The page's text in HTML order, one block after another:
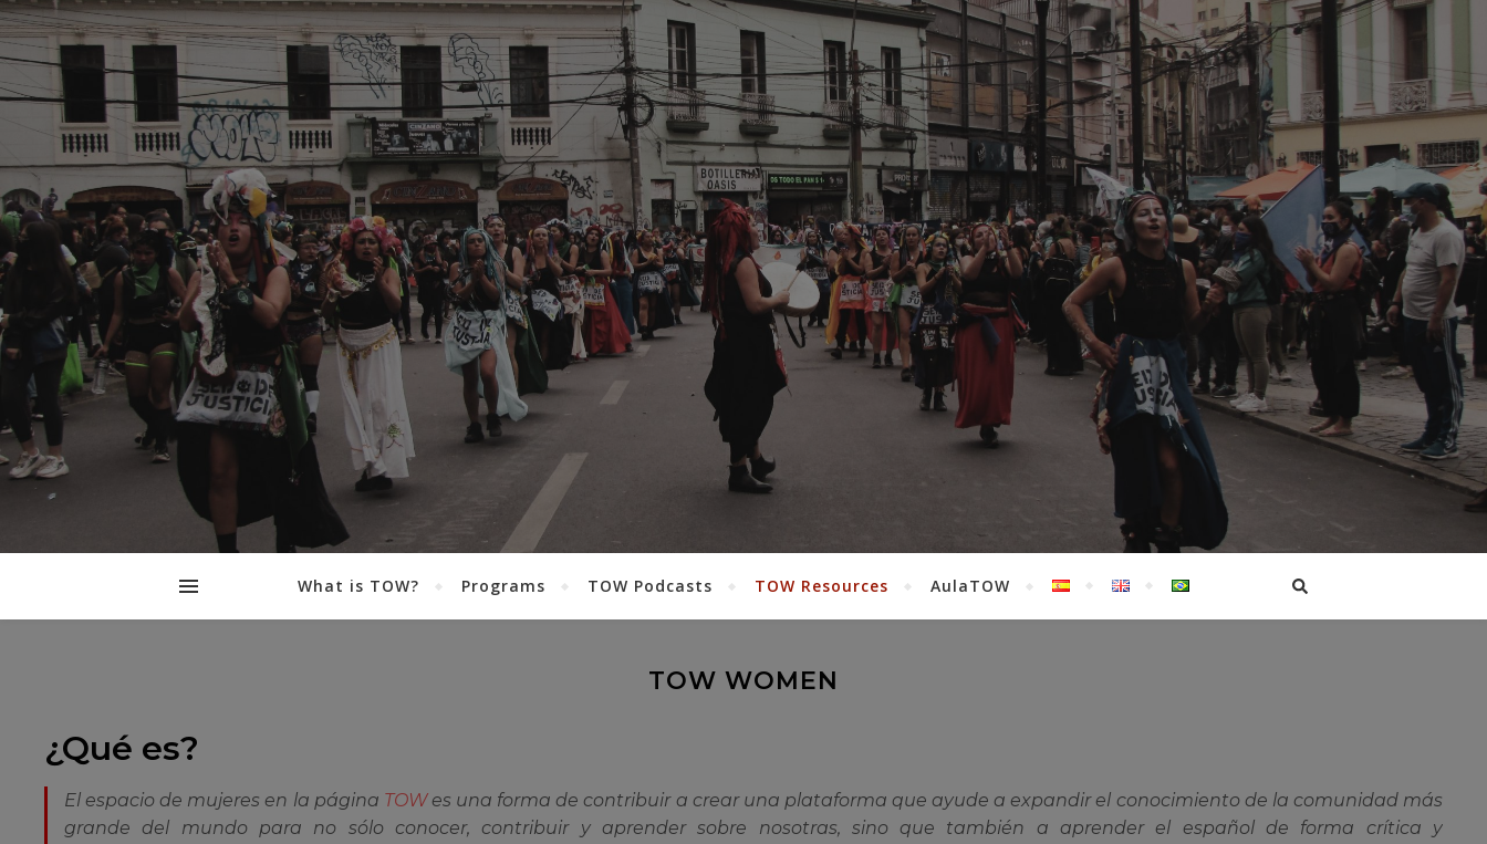
What is TOW? Programs TOW Podcasts TOW Resources AulaTOW
TOW WOMEN
¿Qué es?
El espacio de mujeres en la página TOWes una forma de contribuir a crear una plataforma que ayude a expandir el conocimiento de la comunidad más
grande del mundo para no sólo conocer, contribuir y aprender sobre nosotras, sino que también a aprender el español de forma crítica y